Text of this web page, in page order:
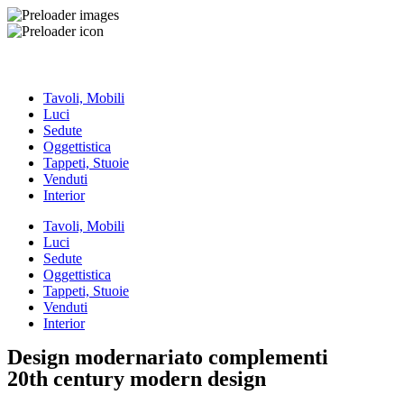
Tavoli, Mobili
Luci
Sedute
Oggettistica
Tappeti, Stuoie
Venduti
Interior
Tavoli, Mobili
Luci
Sedute
Oggettistica
Tappeti, Stuoie
Venduti
Interior
Design modernariato complementi
20th century modern design